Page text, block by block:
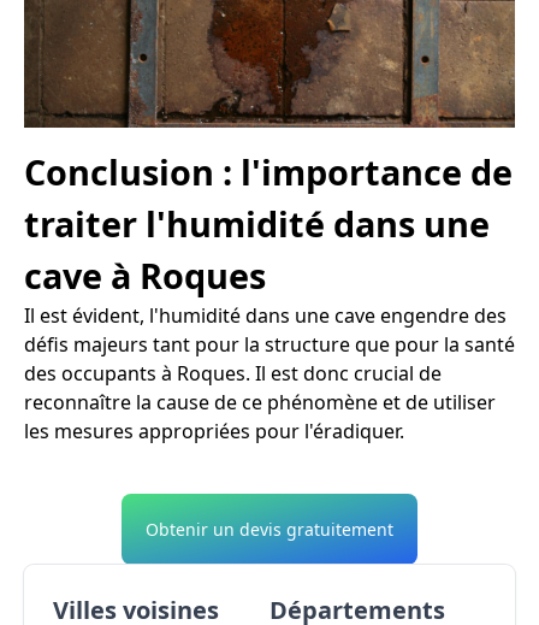
Conclusion : l'importance de
traiter l'humidité dans une
cave à Roques
Il est évident, l'humidité dans une cave engendre des
défis majeurs tant pour la structure que pour la santé
des occupants à Roques. Il est donc crucial de
reconnaître la cause de ce phénomène et de utiliser
les mesures appropriées pour l'éradiquer.
Obtenir un devis gratuitement
Villes voisines Départements